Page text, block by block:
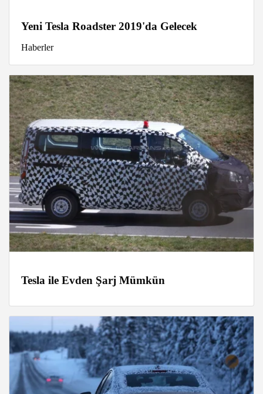
Yeni Tesla Roadster 2019'da Gelecek
Haberler
Tesla ile Evden Şarj Mümkün